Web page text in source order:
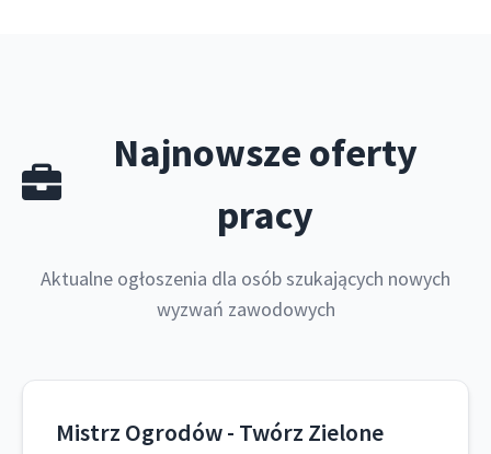
Najnowsze oferty
pracy
Aktualne ogłoszenia dla osób szukających nowych
wyzwań zawodowych
Mistrz Ogrodów - Twórz Zielone